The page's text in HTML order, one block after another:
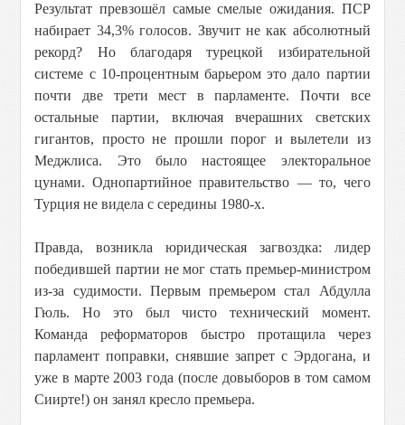
Результат превзошёл самые смелые ожидания. ПСР
набирает 34,3% голосов. Звучит не как абсолютный
рекорд? Но благодаря турецкой избирательной
системе с 10-процентным барьером это дало партии
почти две трети мест в парламенте. Почти все
остальные партии, включая вчерашних светских
гигантов, просто не прошли порог и вылетели из
Меджлиса. Это было настоящее электоральное
цунами. Однопартийное правительство — то, чего
Турция не видела с середины 1980-х.
Правда, возникла юридическая загвоздка: лидер
победившей партии не мог стать премьер-министром
из-за судимости. Первым премьером стал Абдулла
Гюль. Но это был чисто технический момент.
Команда реформаторов быстро протащила через
парламент поправки, снявшие запрет с Эрдогана, и
уже в марте 2003 года (после довыборов в том самом
Сиирте!) он занял кресло премьера.